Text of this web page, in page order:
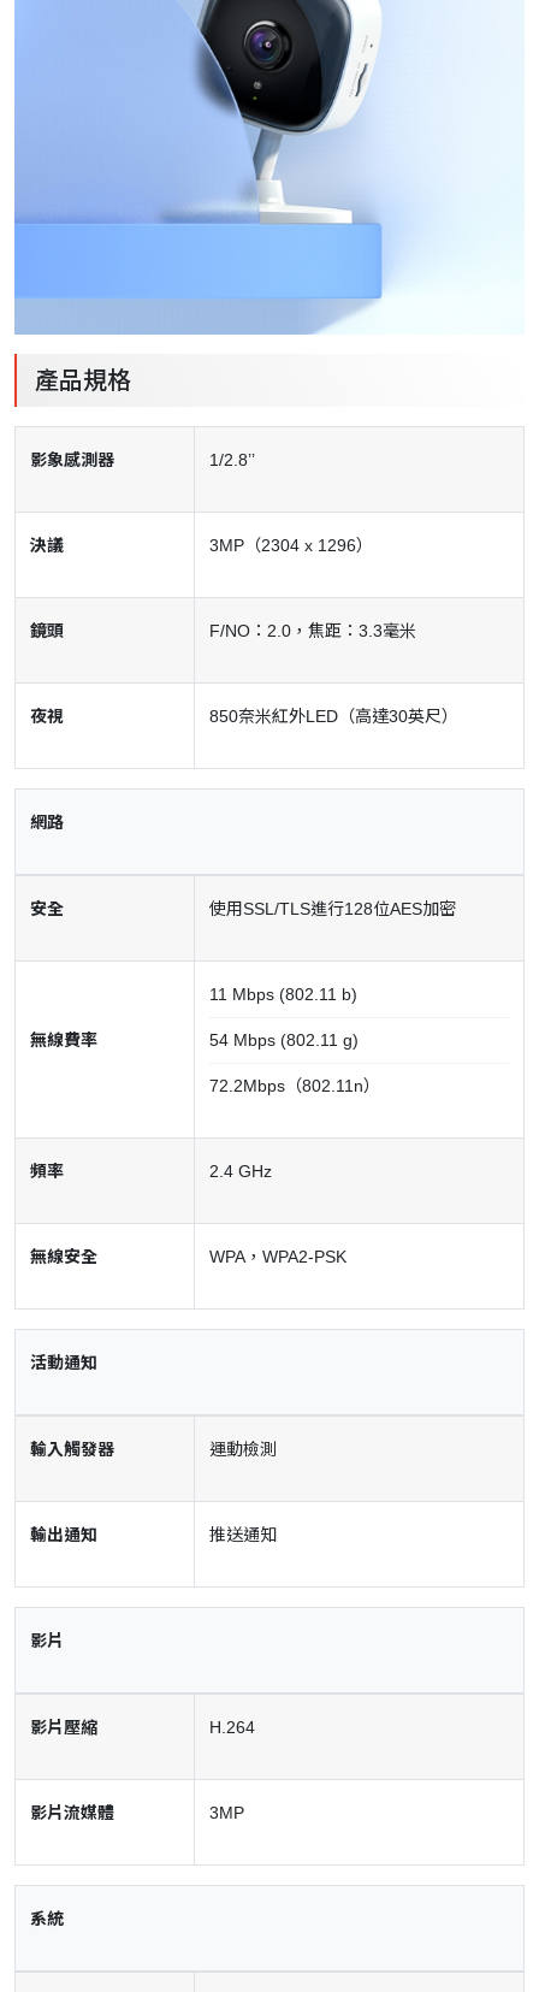
產品規格
影象感測器 1/2.8’’
決議 3MP（2304 x 1296）
鏡頭 F/NO：2.0，焦距：3.3毫米
夜視 850奈米紅外LED（高達30英尺）
網路
安全 使用SSL/TLS進行128位AES加密
無線費率
11 Mbps (802.11 b)
54 Mbps (802.11 g)
72.2Mbps（802.11n）
頻率 2.4 GHz
無線安全 WPA，WPA2-PSK
活動通知
輸入觸發器 運動檢測
輸出通知 推送通知
影片
影片壓縮 H.264
影片流媒體 3MP
系統